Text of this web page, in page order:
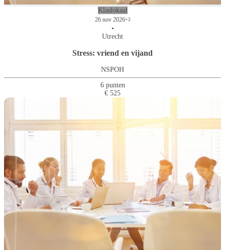
Klaslokaal
26 nov 2026+2
•
Utrecht
Stress: vriend en vijand
NSPOH
6 punten
€ 525